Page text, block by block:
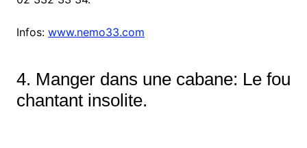
Infos: www.nemo33.com
4. Manger dans une cabane: Le fou
chantant insolite.